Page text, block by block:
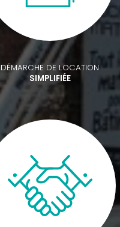
DÉMARCHE DE LOCATION
SIMPLIFIÉE